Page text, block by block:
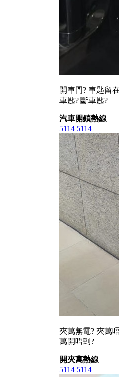
開車門? 車匙留
車匙? 斷車匙?
汽車開鎖熱線
5114 5114
夾萬無電? 夾萬
萬開唔到?
開夾萬熱線
5114 5114